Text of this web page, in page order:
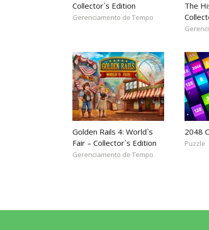
Collector`s Edition
Gerenciamento de Tempo
The
Golden Rails 4: World`s
Fair – Collector`s Edition
Gerenciamento de Tempo
2048
Puzzle